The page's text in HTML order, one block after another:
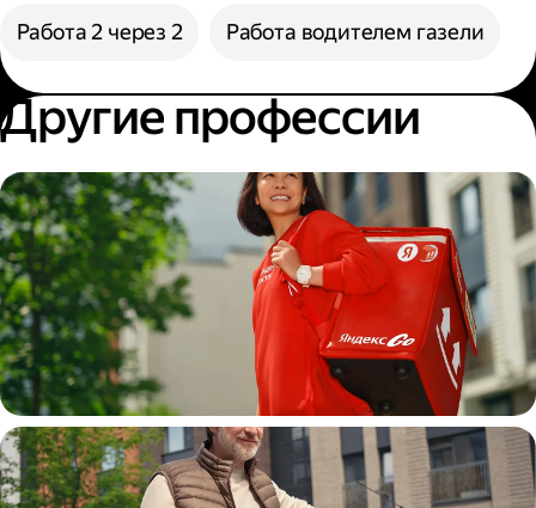
Работа 2 через 2 Работа водителем газели
Другие профессии
Пеший курьер